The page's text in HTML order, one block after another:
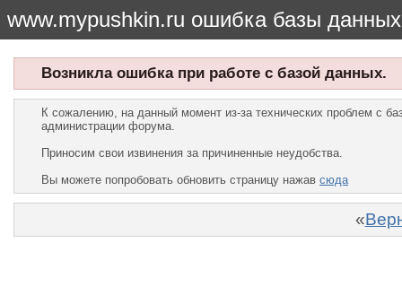
www.mypushkin.ru ошибка базы данных
Возникла ошибка при работе с базой данных.
К сожалению, на данный момент из-за технических проблем с
администрации форума.
Приносим свои извинения за причиненные неудобства.
Вы можете попробовать обновить страницу нажав сюда
«